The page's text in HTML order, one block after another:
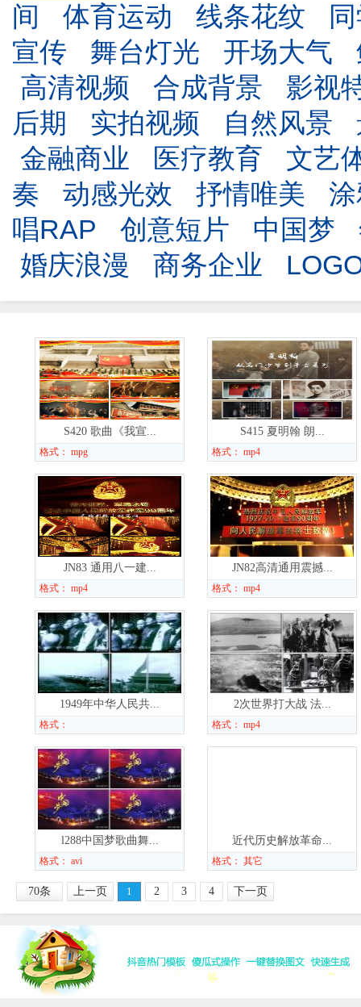
间
体育运动 线条花纹
宣传
舞台灯光 开场大气
高清视频
合成背景
影视
后期
实拍视频 自然风景
金融商业
医疗教育
文艺
奏
动感光效 抒情唯美
唱RAP
创意短片 中国梦
婚庆浪漫
商务企业
S420 歌曲《我宣...
格式： mpg
S415 夏明翰 朗...
格式： mp4
JN83 通用八一建...
格式： mp4
JN82高清通用震撼...
格式： mp4
1949年中华人民共...
格式：
2次世界打大战 法...
格式： mp4
l288中国梦歌曲舞...
格式： avi
近代历史解放革命...
格式： 其它
70条 上一页 1 2 3 4 下一页